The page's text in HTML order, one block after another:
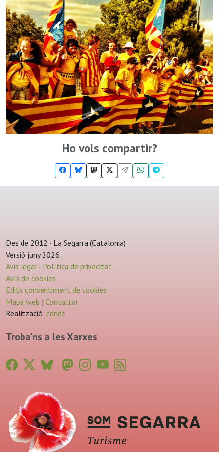
Ho vols compartir?
Des de 2012 · La Segarra (Catalonia)
Versió juny 2026
Avis legal i Política de privacitat
Avís de cookies
Edita consentiment de cookies
Mapa web | Contactar
Realització: cdnet
Troba'ns a les Xarxes